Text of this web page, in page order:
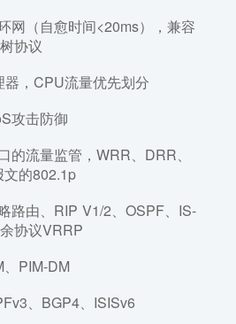
网（自愈时间<20ms），兼容
协议
，CPU流量优先划分
攻击防御
的流量监管，WRR、DRR、
的802.1p
路由、RIP V1/2、OSPF、IS-
协议VRRP
PIM-DM
、BGP4、ISISv6